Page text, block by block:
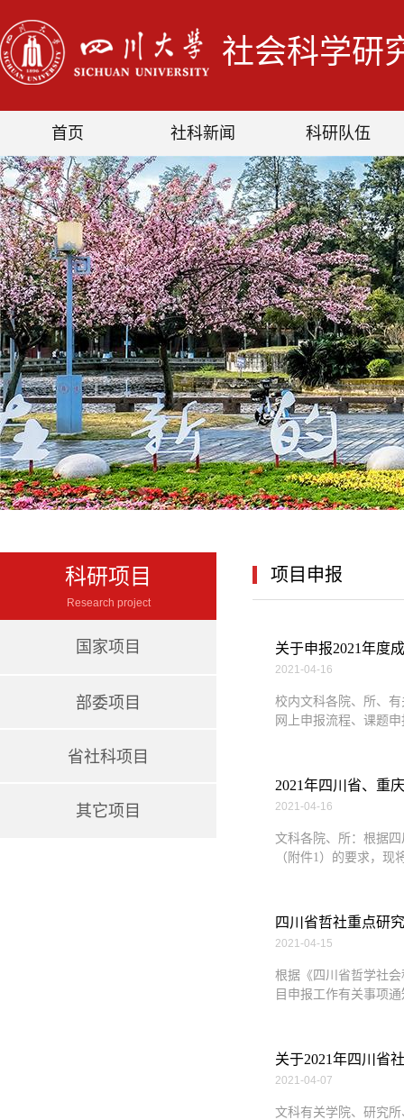
社会科学研
首页 社科新闻 科研队伍
科研项目
Research project
国家项目
部委项目
省社科项目
其它项目
项目申报
关于申报2021年度
2021-04-16
校内文科各院、所、
网上申报流程、课题
2021年四川省、重
2021-04-16
文科各院、所：根据
（附件1）的要求，现
四川省哲社重点研
2021-04-15
根据《四川省哲学社
目申报工作有关事项
关于2021年四川省
2021-04-07
文科有关学院、研究